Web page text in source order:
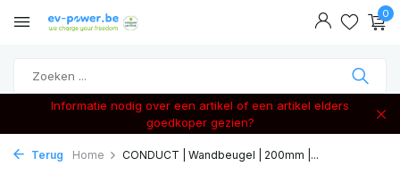
0
Informatie nodig over een artikel of een artikel elders
goedkoper gezien?
Terug Home CONDUCT | Wandbeugel | 200mm |...